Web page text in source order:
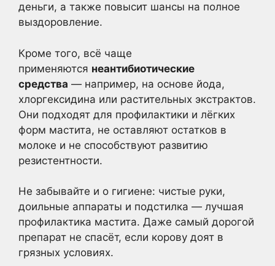
деньги, а также повысит шансы на полное
выздоровление.
Кроме того, всё чаще
применяются неантибиотические
средства — например, на основе йода,
хлоргексидина или растительных экстрактов.
Они подходят для профилактики и лёгких
форм мастита, не оставляют остатков в
молоке и не способствуют развитию
резистентности.
Не забывайте и о гигиене: чистые руки,
доильные аппараты и подстилка — лучшая
профилактика мастита. Даже самый дорогой
препарат не спасёт, если корову доят в
грязных условиях.